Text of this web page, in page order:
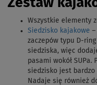
Zestaw
Wszystkie elementy
Siedzisko kajakowe
zaczepów typu D-
siedziska, więc
pasami wokół
siedzisko jest
Nadaje się również